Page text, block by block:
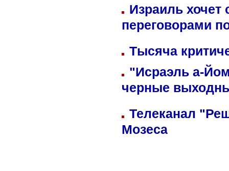
Израиль хочет
переговорами
Тысяча
"Исраэль а-
черные
Телеканал
Мозеса